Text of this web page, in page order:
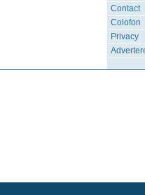
Contact
Colofon
Privacy